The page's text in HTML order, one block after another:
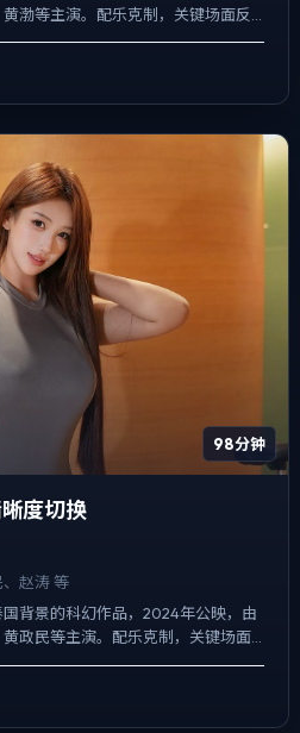
渤等主演。配乐克制，关键场面反
务于人物性格，笑点背后仍有隐...
98分钟
度切换
赵涛 等
国背景的科幻作品，2024年公映，由
政民等主演。配乐克制，关键场面